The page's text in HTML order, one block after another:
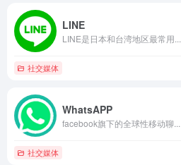
LINE
LINE是日本和台湾地区最常用...
社交媒体
WhatsAPP
facebook旗下的全球性移动聊...
社交媒体